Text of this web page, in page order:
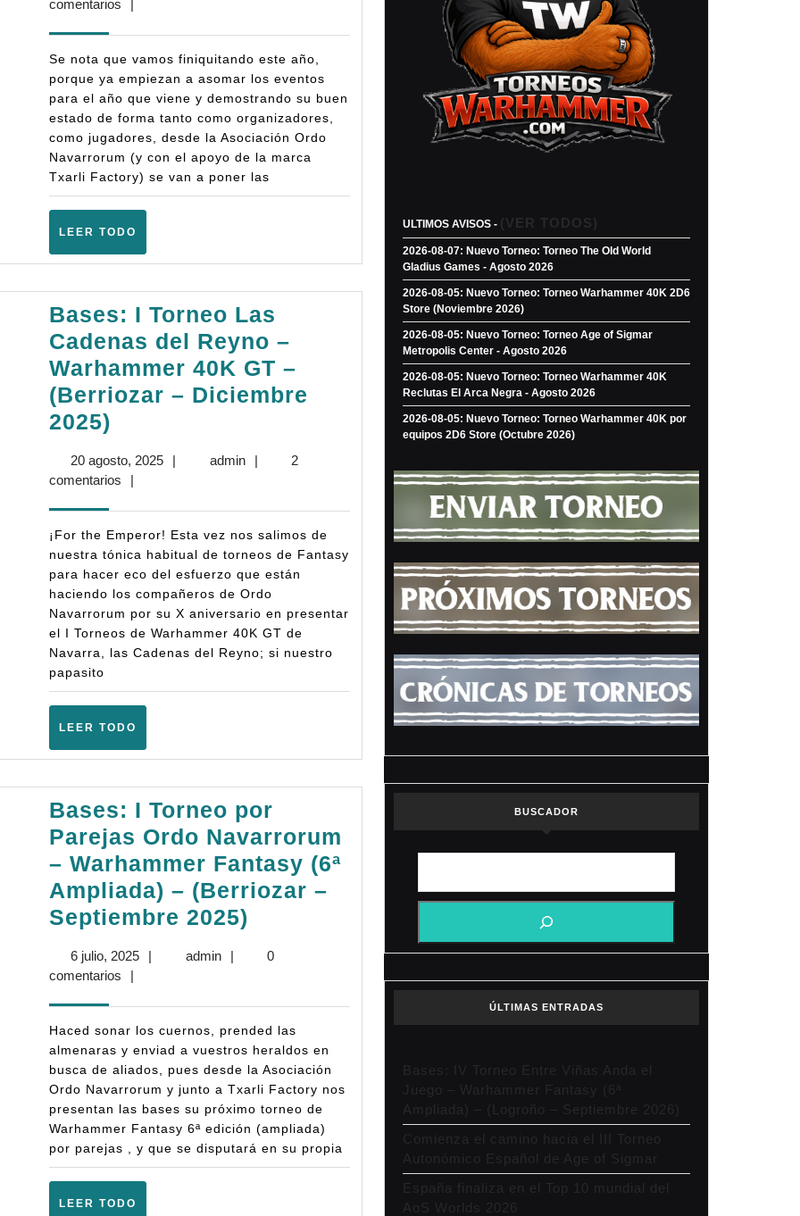
Warhammer
Fantasy
(Berriozar
–
Enero
comentarios
Se nota que vamos finiquitando este año,
porque ya empiezan a asomar los eventos
para el año que viene y demostrando su buen
estado de forma tanto como organizadores,
como jugadores, desde la Asociación Ordo
Navarrorum (y con el apoyo de la marca
Txarli Factory) se van a poner las
LEER TODO
Bases: I Torneo Las
Cadenas del Reyno –
Warhammer 40K GT –
(Berriozar – Diciembre
2025)
Torneo
Cadenas
del
Reyno
–
Warhammer
40K
GT
(Berriozar
Diciembre
2025)
20 agosto, 202520| adminadmin
|
2
comentarios
|
¡For the Emperor! Esta vez nos salimos de
nuestra tónica habitual de torneos de Fantasy
para hacer eco del esfuerzo que están
haciendo los compañeros de Ordo
Navarrorum por su X aniversario en presentar
el I Torneos de Warhammer 40K GT de
Navarra, las Cadenas del Reyno; si nuestro
papasito
LEER TODO
Bases: I Torneo por
Parejas Ordo Navarrorum
– Warhammer Fantasy (6ª
Ampliada) – (Berriozar –
Septiembre 2025)
Parejas
Ordo
Navarrorum
–
Warhammer
Fantasy
6 julio, 20256
| adminadmin
|
0
comentarios
|
Haced sonar los cuernos, prended las
almenaras y enviad a vuestros heraldos en
busca de aliados, pues desde la Asociación
Ordo Navarrorum y junto a Txarli Factory nos
presentan las bases su próximo torneo de
Warhammer Fantasy 6ª edición (ampliada)
por parejas , y que se disputará en su propia
LEER TODO
ULTIMOS AVISOS - (VER TODOS)
2026-08-07: Nuevo Torneo: Torneo The Old World
Gladius Games - Agosto 2026
2026-08-05: Nuevo Torneo: Torneo Warhammer 40K 2D6
Store (Noviembre 2026)
2026-08-05: Nuevo Torneo: Torneo Age of Sigmar
Metropolis Center - Agosto 2026
2026-08-05: Nuevo Torneo: Torneo Warhammer 40K
Reclutas El Arca Negra - Agosto 2026
2026-08-05: Nuevo Torneo: Torneo Warhammer 40K por
equipos 2D6 Store (Octubre 2026)
BUSCADOR
ÚLTIMAS ENTRADAS
Bases: IV Torneo Entre Viñas Anda el
Juego – Warhammer Fantasy (6ª
Ampliada) – (Logroño – Septiembre 2026)
Comienza el camino hacia el III Torneo
Autonómico Español de Age of Sigmar
España finaliza en el Top 10 mundial del
AoS Worlds 2026